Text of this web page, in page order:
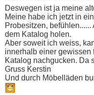
Deswegen ist ja meine
Meine habe ich jetzt in
Probesitzen,
dem Katalog holen.
Aber soweit ich weiss,
innerhalb einer gewissen
Katalog nachgucken. Da
Gruss Kerstin
Und durch Möbelläden